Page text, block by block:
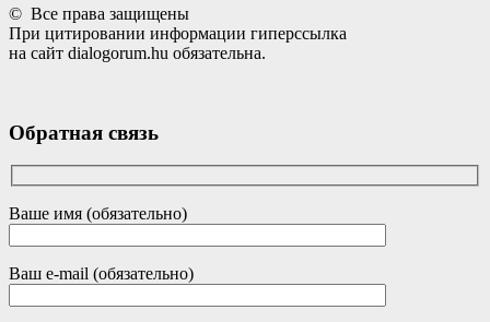
© Все права защищены
При цитировании информации гиперссылка
на сайт dialogorum.hu обязательна.
Обратная связь
Ваше имя (обязательно)
Ваш e-mail (обязательно)